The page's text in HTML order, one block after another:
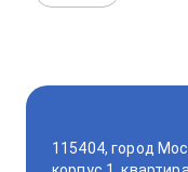
115404, город